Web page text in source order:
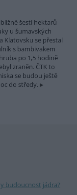
šesti hektarů
u šumavských
Klatovsku se přestal
s bambivakem
po 1,5 hodině
zraněn. ČTK to
se budou ještě
do středy.
budoucnost jádra?